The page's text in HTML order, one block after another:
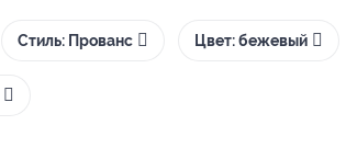
Стиль: Прованс Цвет: бежевый